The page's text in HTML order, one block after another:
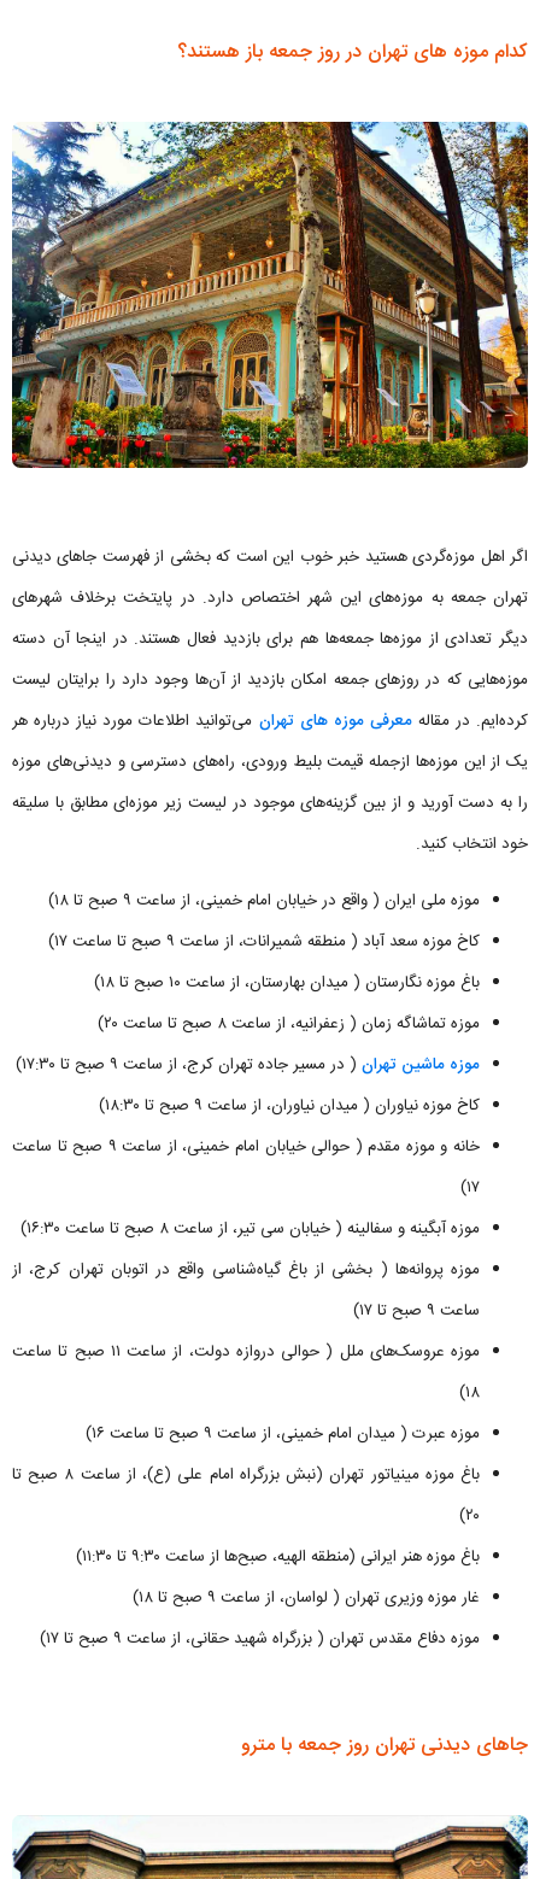
کدام موزه های تهران در روز جمعه باز هستند؟
اگر اهل موزه‌گردی هستید خبر خوب این است که بخشی از فهرست جاهای دیدنی
تهران جمعه به موزه‌های این شهر اختصاص دارد. در پایتخت برخلاف شهرهای
دیگر تعدادی از موزه‌ها جمعه‌ها هم برای بازدید فعال هستند. در اینجا آن دسته
موزه‌هایی که در روزهای جمعه امکان بازدید از آن‌ها وجود دارد را برایتان لیست
کرده‌ایم. در مقالهمعرفی موزه های تهران می‌توانید اطلاعات مورد نیاز درباره هر
یک از این موزه‌ها ازجمله قیمت بلیط ورودی، راه‌های دسترسی و دیدنی‌های موزه
را به دست آورید و از بین گزینه‌های موجود در لیست زیر موزه‌ای مطابق با سلیقه
خود انتخاب کنید.
موزه ملی ایران ( واقع در خیابان امام خمینی، از ساعت ۹ صبح تا ۱۸)
کاخ موزه سعد آباد ( منطقه شمیرانات، از ساعت ۹ صبح تا ساعت ۱۷)
باغ موزه نگارستان ( میدان بهارستان، از ساعت ۱۰ صبح تا ۱۸)
موزه تماشاگه زمان ( زعفرانیه، از ساعت ۸ صبح تا ساعت ۲۰)
موزه ماشین تهران ( در مسیر جاده تهران کرج، از ساعت ۹ صبح تا ۱۷:۳۰)
کاخ موزه نیاوران ( میدان نیاوران، از ساعت ۹ صبح تا ۱۸:۳۰)
خانه و موزه مقدم ( حوالی خیابان امام خمینی، از ساعت ۹ صبح تا ساعت
۱۷)
موزه آبگینه و سفالینه ( خیابان سی تیر، از ساعت ۸ صبح تا ساعت ۱۶:۳۰)
موزه پروانه‌ها ( بخشی از باغ گیاه‌شناسی واقع در اتوبان تهران کرج، از
ساعت ۹ صبح تا ۱۷)
موزه عروسک‌های ملل ( حوالی دروازه دولت، از ساعت ۱۱ صبح تا ساعت
۱۸)
موزه عبرت ( میدان امام خمینی، از ساعت ۹ صبح تا ساعت ۱۶)
باغ موزه مینیاتور تهران (نبش بزرگراه امام علی (ع)، از ساعت ۸ صبح تا
۲۰)
باغ موزه هنر ایرانی (منطقه الهیه، صبح‌ها از ساعت ۹:۳۰ تا ۱۱:۳۰)
غار موزه وزیری تهران ( لواسان، از ساعت ۹ صبح تا ۱۸)
موزه دفاع مقدس تهران ( بزرگراه شهید حقانی، از ساعت ۹ صبح تا ۱۷)
جاهای دیدنی تهران روز جمعه با مترو